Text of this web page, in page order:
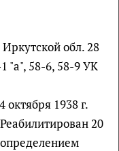
обл. 28
1 "а", 58-6, 58-9 УК
октября 1938 г.
20